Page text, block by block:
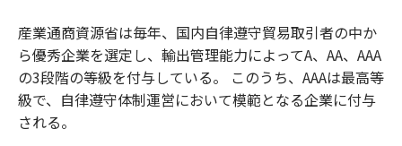
産業通商資源省は毎年、国内自律遵守貿易取引者の中か
ら優秀企業を選定し、輸出管理能力によってA、AA、AAA
の3段階の等級を付与している。 このうち、AAAは最高等
級で、自律遵守体制運営において模範となる企業に付与
される。